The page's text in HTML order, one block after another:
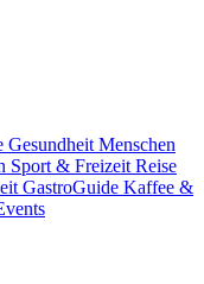
Gesundheit Menschen
Sport & Freizeit Reise
GastroGuide Kaffee &